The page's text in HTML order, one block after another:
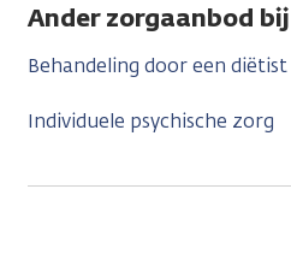
Ander zorgaanbod
Behandeling door een diëtist
Individuele psychische zorg